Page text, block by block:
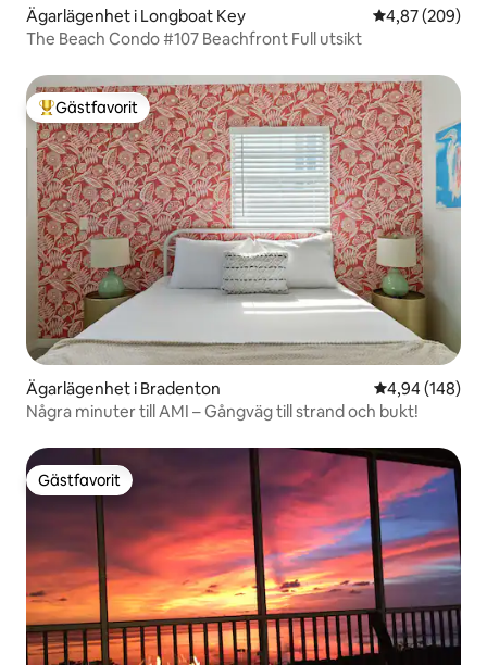
Ägarlägenhet i Longboat Key 4,87 av 5 i
4,87 (209)
The Beach Condo #107 Beachfront Full utsikt
Populär gästfavorit
Gästfavorit
Ägarlägenhet i Bradenton 4,94 av 5 i
4,94 (148)
Några minuter till AMI – Gångväg till strand och bukt!
Gästfavorit
Gästfavorit